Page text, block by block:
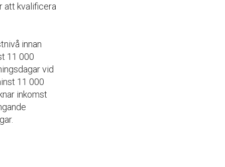
att kvalificera
innan
11 000
vid
11 000
inkomst